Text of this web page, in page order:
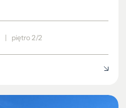
| piętro 2/2